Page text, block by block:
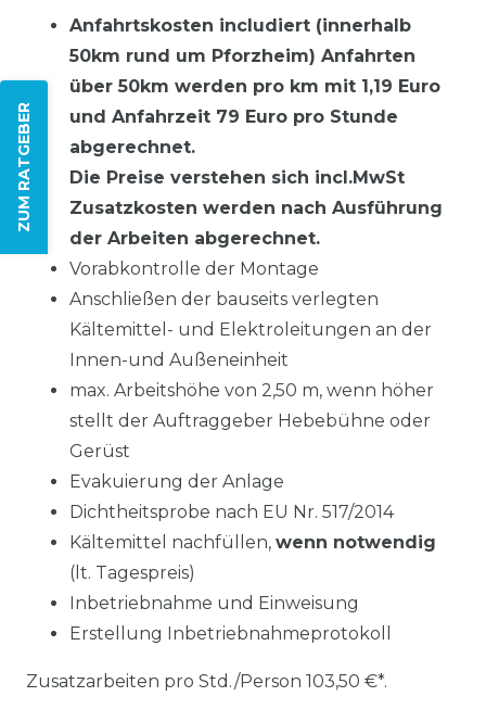
ZUM RATGEBER
Anfahrtskosten includiert (innerhalb
50km rund um Pforzheim) Anfahrten
über 50km werden pro km mit 1,19 Euro
und Anfahrzeit 79 Euro pro Stunde
abgerechnet.
Die Preise verstehen sich incl.MwSt
Zusatzkosten werden nach Ausführung
der Arbeiten abgerechnet.
Vorabkontrolle der Montage
Anschließen der bauseits verlegten
Kältemittel- und Elektroleitungen an der
Innen-und Außeneinheit
max. Arbeitshöhe von 2,50 m, wenn höher
stellt der Auftraggeber Hebebühne oder
Gerüst
Evakuierung der Anlage
Dichtheitsprobe nach EU Nr. 517/2014
Kältemittel nachfüllen, wenn notwendig
(lt. Tagespreis)
Inbetriebnahme und Einweisung
Erstellung Inbetriebnahmeprotokoll
Zusatzarbeiten pro Std./Person 103,50 €*.